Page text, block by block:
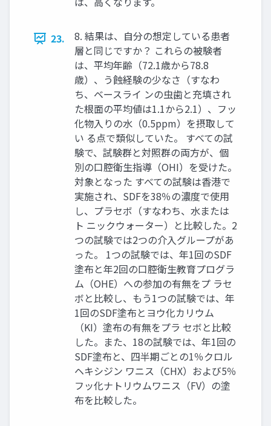
23.
8. 結果は、自分の想定している患者
層と同じですか？ これらの被験者
は、平均年齢（72.1歳から78.8
歳）、う蝕経験の少なさ（すなわ
ち、ベースライ ンの虫歯と充填され
た根面の平均値は1.1から2.1）、フッ
化物入りの水（0.5ppm）を摂取して
い る点で類似していた。 すべての試
験で、試験群と対照群の両方が、個
別の口腔衛生指導（OHI）を受けた。
対象となった すべての試験は香港で
実施され、SDFを38％の濃度で使用
し、プラセボ（すなわち、水または
ト ニックウォーター）と比較した。2
つの試験では2つの介入グループがあ
った。 1つの試験では、年1回のSDF
塗布と年2回の口腔衛生教育プログラ
ム（OHE）への参加の有無をプ ラセ
ボと比較し、もう1つの試験では、年
1回のSDF塗布とヨウ化カリウム
（KI）塗布の有無をプラ セボと比較
した。また、18の試験では、年1回の
SDF塗布と、四半期ごとの1％クロル
ヘキシジン ワニス（CHX）および5％
フッ化ナトリウムワニス（FV）の塗
布を比較した。